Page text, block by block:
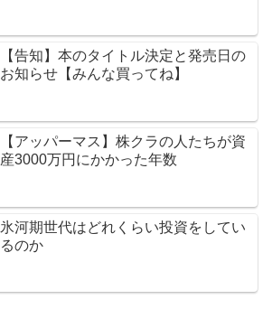
【告知】本のタイトル決定と発売日の
お知らせ【みんな買ってね】
【アッパーマス】株クラの人たちが資
産3000万円にかかった年数
氷河期世代はどれくらい投資をしてい
るのか